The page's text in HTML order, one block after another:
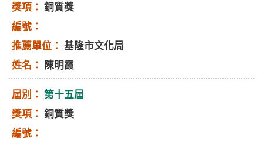
銅質獎
基隆市文化局
陳明霞
第十五屆
銅質獎